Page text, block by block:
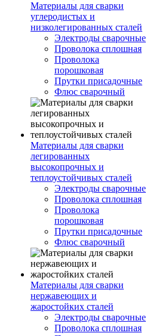
Материалы для сварки
углеродистых и
низколегированных сталей
Электроды сварочные
Проволока сплошная
Проволока
порошковая
Прутки присадочные
Флюс сварочный
Материалы для сварки
легированных
высокопрочных и
теплоустойчивых сталей
Электроды сварочные
Проволока сплошная
Проволока
порошковая
Прутки присадочные
Флюс сварочный
Материалы для сварки
нержавеющих и
жаростойких сталей
Электроды сварочные
Проволока сплошная